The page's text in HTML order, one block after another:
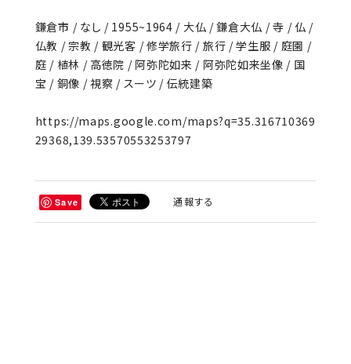
鎌倉市 / なし / 1955~1964 / 大仏 / 鎌倉大仏 / 寺 / 仏 /
仏教 / 宗教 / 観光客 / 修学旅行 / 旅行 / 学生服 / 庭園 /
庭 / 植林 / 高徳院 / 阿弥陀如来 / 阿弥陀如来坐像 / 国
宝 / 銅像 / 視察 / スーツ / 伝統建築
https://maps.google.com/maps?q=35.316710369
29368,139.53570553253797
Save 通報する